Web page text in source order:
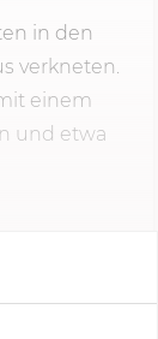
in den
verkneten.
einem
und etwa